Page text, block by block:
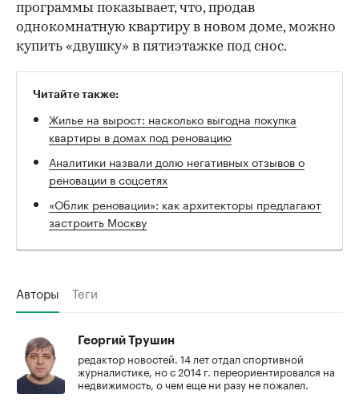
программы показывает, что, продав
однокомнатную квартиру в новом доме, можно
купить «двушку» в пятиэтажке под снос.
Читайте также:
Жилье на вырост: насколько выгодна покупка
квартиры в домах под реновацию
Аналитики назвали долю негативных отзывов о
реновации в соцсетях
«Облик реновации»: как архитекторы предлагают
застроить Москву
Авторы Теги
Георгий Трушин
редактор новостей. 14 лет отдал спортивной
журналистике, но с 2014 г. переориентировался на
недвижимость, о чем еще ни разу не пожалел.